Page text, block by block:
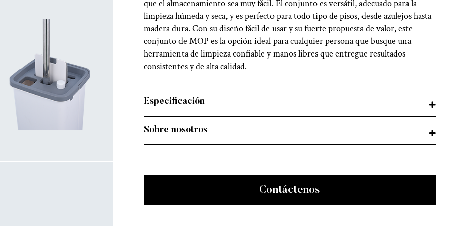
que el almacenamiento sea muy fácil. El conjunto es versátil, adecuado para la
limpieza húmeda y seca, y es perfecto para todo tipo de pisos, desde azulejos hasta
madera dura. Con su diseño fácil de usar y su fuerte propuesta de valor, este
conjunto de MOP es la opción ideal para cualquier persona que busque una
herramienta de limpieza confiable y manos libres que entregue resultados
consistentes y de alta calidad.
Especificación
Sobre nosotros
Contáctenos